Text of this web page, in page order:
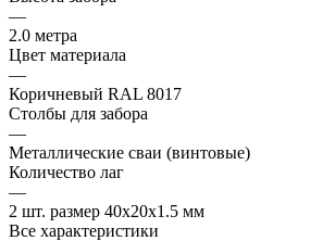
—
2.0 метра
Цвет материала
—
Коричневый RAL 8017
Столбы для забора
—
Металлические сваи (винтовые)
Количество лаг
—
2 шт. размер 40х20х1.5 мм
Все характеристики